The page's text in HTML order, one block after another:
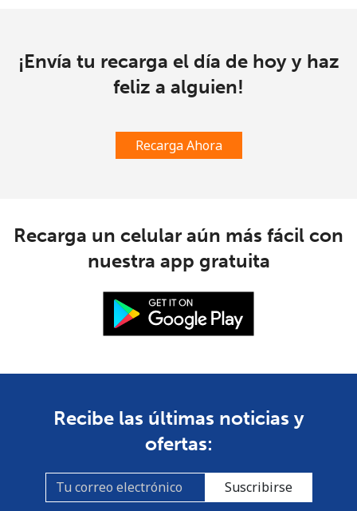
¡Envía tu recarga el día de hoy y haz
feliz a alguien!
Recarga Ahora
Recarga un celular aún más fácil con
nuestra app gratuita
Recibe las últimas noticias y
ofertas:
Suscribirse